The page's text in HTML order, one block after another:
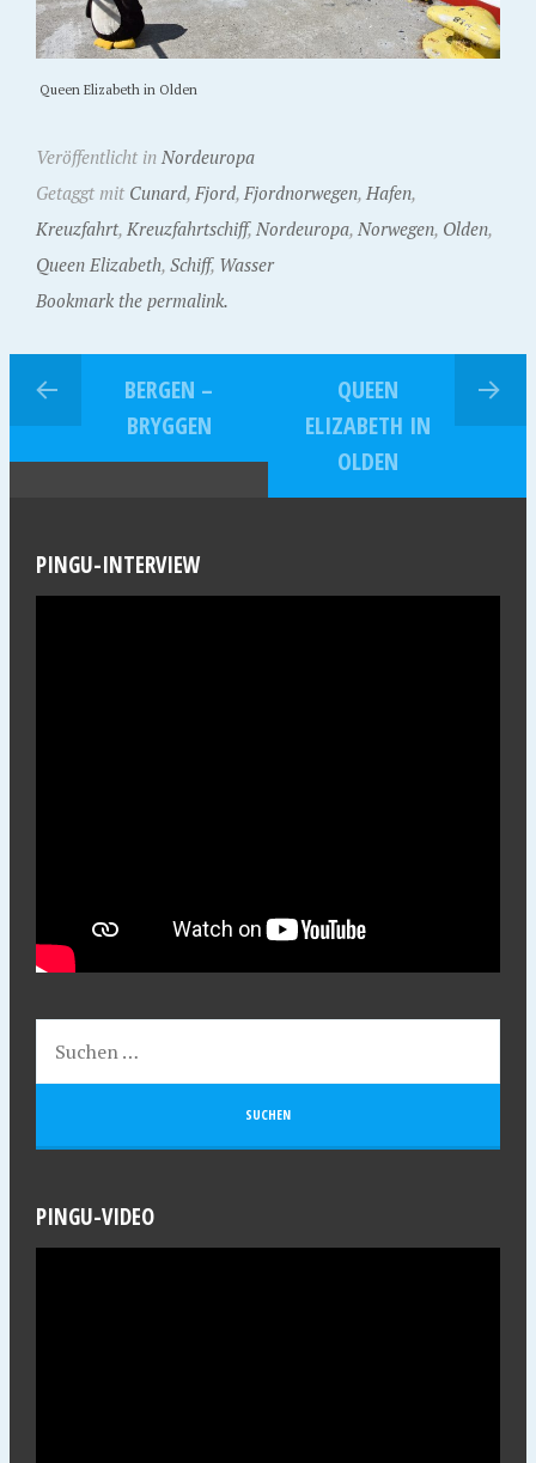
Queen Elizabeth in Olden
Veröffentlicht in Nordeuropa
Getaggt mit Cunard, Fjord, Fjordnorwegen, Hafen,
Kreuzfahrt, Kreuzfahrtschiff, Nordeuropa, Norwegen, Olden,
Queen Elizabeth, Schiff, Wasser
Bookmark the permalink.
BERGEN –
BRYGGEN
QUEEN
ELIZABETH IN
OLDEN
PINGU-INTERVIEW
PINGU-VIDEO